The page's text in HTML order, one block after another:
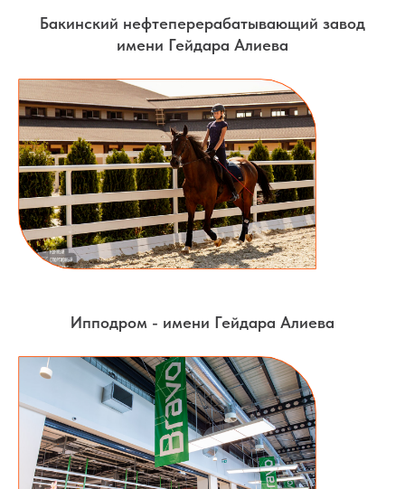
Бакинский нефтеперерабатывающий завод
имени Гейдара Алиева
Ипподром - имени Гейдара Алиева